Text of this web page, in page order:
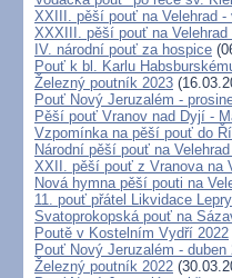
XXIII. pěší pouť na Velehrad -
XXXIII. pěší pouť na
IV. národní pouť za hospice
Pouť k bl. Karlu
Železný poutník 2023
Pouť Nový Jeruzalém -
Pěší pouť Vranov nad Dyjí -
Vzpomínka na pěší pouť do
Národní pěší pouť na Velehrad
XXII. pěší pouť z Vranova na
Nová hymna pěší pouti na
11. pouť přátel Likvidace Lepry
Svatoprokopská pouť na
Poutě v Kostelním Vydří 2022
Pouť Nový Jeruzalém - duben
Železný poutník 2022